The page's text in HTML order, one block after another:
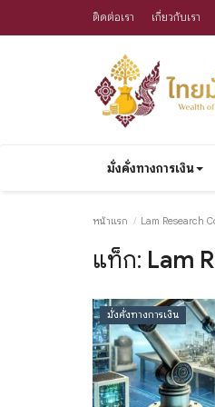
ติดต่อเรา เกี่ยวกับเรา
มั่งคั่งทางการเงิน
หน้าแรก Lam Research
แท็ก: Lam
มั่งคั่งทางการเงิน